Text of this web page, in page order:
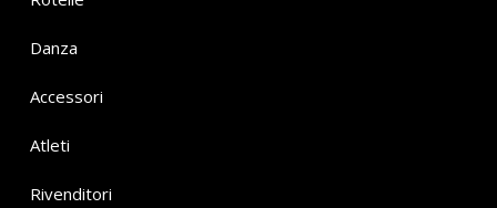
Danza
Accessori
Atleti
Rivenditori